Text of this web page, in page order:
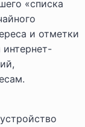
«списка
и отметки